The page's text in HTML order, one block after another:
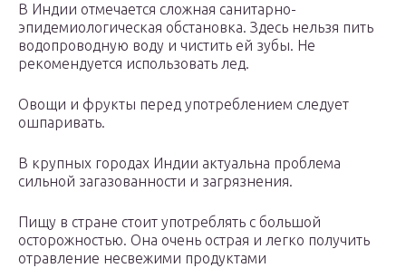
В Индии отмечается сложная санитарно-
эпидемиологическая обстановка. Здесь нельзя пить
водопроводную воду и чистить ей зубы. Не
рекомендуется использовать лед.
Овощи и фрукты перед употреблением следует
ошпаривать.
В крупных городах Индии актуальна проблема
сильной загазованности и загрязнения.
Пищу в стране стоит употреблять с большой
осторожностью. Она очень острая и легко получить
отравление несвежими продуктами